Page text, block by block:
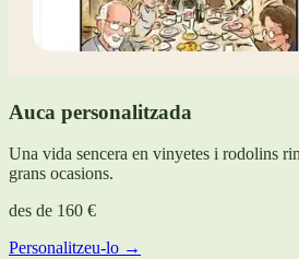
Auca personalitzada
Una vida sencera en vinyetes i rodolins
grans ocasions.
des de 160 €
Personalitzeu-lo →